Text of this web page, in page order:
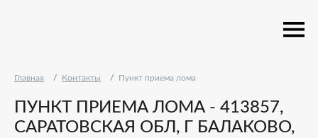
Главная Контакты Пункт приема лома
ПУНКТ ПРИЕМА ЛОМА - 413857,
САРАТОВСКАЯ ОБЛ, Г БАЛАКОВО,